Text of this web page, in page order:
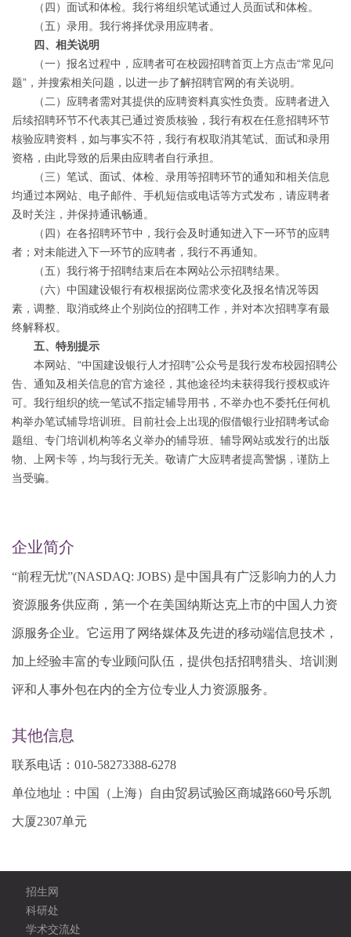
（四）面试和体检。我行将组织笔试通过人员面试和体检。
（五）录用。我行将择优录用应聘者。
四、相关说明
（一）报名过程中，应聘者可在校园招聘首页上方点击“常见问
题”，并搜索相关问题，以进一步了解招聘官网的有关说明。
（二）应聘者需对其提供的应聘资料真实性负责。应聘者进入
后续招聘环节不代表其已通过资质核验，我行有权在任意招聘环节
核验应聘资料，如与事实不符，我行有权取消其笔试、面试和录用
资格，由此导致的后果由应聘者自行承担。
（三）笔试、面试、体检、录用等招聘环节的通知和相关信息
均通过本网站、电子邮件、手机短信或电话等方式发布，请应聘者
及时关注，并保持通讯畅通。
（四）在各招聘环节中，我行会及时通知进入下一环节的应聘
者；对未能进入下一环节的应聘者，我行不再通知。
（五）我行将于招聘结束后在本网站公示招聘结果。
（六）中国建设银行有权根据岗位需求变化及报名情况等因
素，调整、取消或终止个别岗位的招聘工作，并对本次招聘享有最
终解释权。
五、特别提示
本网站、“中国建设银行人才招聘”公众号是我行发布校园招聘公
告、通知及相关信息的官方途径，其他途径均未获得我行授权或许
可。我行组织的统一笔试不指定辅导用书，不举办也不委托任何机
构举办笔试辅导培训班。目前社会上出现的假借银行业招聘考试命
题组、专门培训机构等名义举办的辅导班、辅导网站或发行的出版
物、上网卡等，均与我行无关。敬请广大应聘者提高警惕，谨防上
当受骗。
企业简介
“前程无忧”(NASDAQ: JOBS) 是中国具有广泛影响力的人力
资源服务供应商，第一个在美国纳斯达克上市的中国人力资
源服务企业。它运用了网络媒体及先进的移动端信息技术，
加上经验丰富的专业顾问队伍，提供包括招聘猎头、培训测
评和人事外包在内的全方位专业人力资源服务。
其他信息
联系电话： 010-58273388-6278
单位地址： 中国（上海）自由贸易试验区商城路660号乐凯
大厦2307单元
招生网
科研处
学术交流处